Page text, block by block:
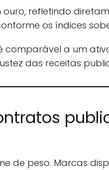
refletindo
os índices
a um
das receitas
de peso. Marcas